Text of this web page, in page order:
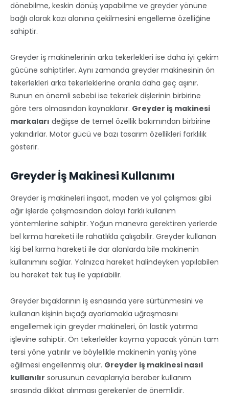
dönebilme, keskin dönüş yapabilme ve greyder yönüne
bağlı olarak kazı alanına çekilmesini engelleme özelliğine
sahiptir.
Greyder iş makinelerinin arka tekerlekleri ise daha iyi çekim
gücüne sahiptirler. Aynı zamanda greyder makinesinin ön
tekerlekleri arka tekerleklerine oranla daha geç aşınır.
Bunun en önemli sebebi ise tekerlek dişlerinin birbirine
göre ters olmasından kaynaklanır. Greyder iş makinesi
markaları değişse de temel özellik bakımından birbirine
yakındırlar. Motor gücü ve bazı tasarım özellikleri farklılık
gösterir.
Greyder İş Makinesi Kullanımı
Greyder iş makineleri inşaat, maden ve yol çalışması gibi
ağır işlerde çalışmasından dolayı farklı kullanım
yöntemlerine sahiptir. Yoğun manevra gerektiren yerlerde
bel kırma hareketi ile rahatlıkla çalışabilir. Greyder kullanan
kişi bel kırma hareketi ile dar alanlarda bile makinenin
kullanımını sağlar. Yalnızca hareket halindeyken yapılabilen
bu hareket tek tuş ile yapılabilir.
Greyder bıçaklarının iş esnasında yere sürtünmesini ve
kullanan kişinin bıçağı ayarlamakla uğraşmasını
engellemek için greyder makineleri, ön lastik yatırma
işlevine sahiptir. Ön tekerlekler kayma yapacak yönün tam
tersi yöne yatırılır ve böylelikle makinenin yanlış yöne
eğilmesi engellenmiş olur. Greyder iş makinesi nasıl
kullanılır sorusunun cevaplarıyla beraber kullanım
sırasında dikkat alınması gerekenler de önemlidir.